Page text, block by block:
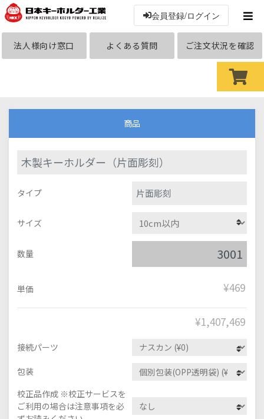
会員登録/ログイン
法人様向け窓口 よくある質問 ご注文状況を確認
商品
木製キーホルダー（片面彫刻）
タイプ 片面彫刻
サイズ
数量
単価 ¥469
¥1,407,469
接続パーツ
包装
校正品作成 ※校正サービスを
ご利用の場合は注意事項を必